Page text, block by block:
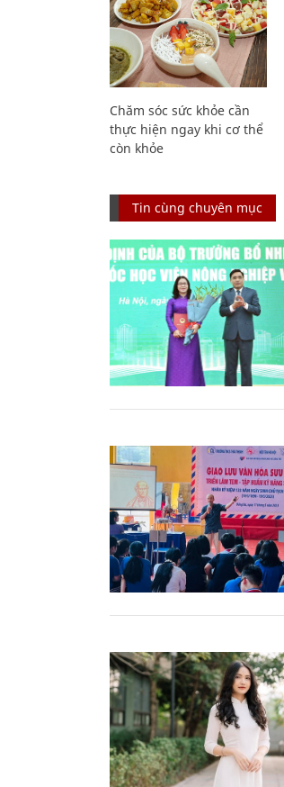
Chăm sóc sức khỏe cần
thực hiện ngay khi cơ thể
còn khỏe
Tin cùng chuyên mục